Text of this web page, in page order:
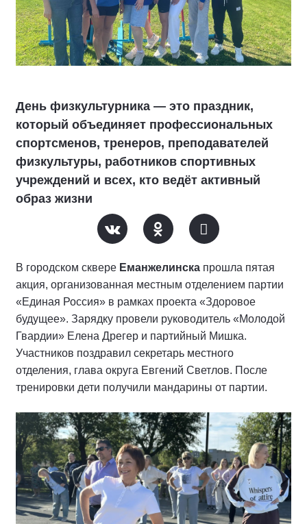
День физкультурника — это праздник,
который объединяет профессиональных
спортсменов, тренеров, преподавателей
физкультуры, работников спортивных
учреждений и всех, кто ведёт активный
образ жизни
В городском сквере Еманжелинска прошла пятая
акция, организованная местным отделением партии
«Единая Россия» в рамках проекта «Здоровое
будущее». Зарядку провели руководитель «Молодой
Гвардии» Елена Дрегер и партийный Мишка.
Участников поздравил секретарь местного
отделения, глава округа Евгений Светлов. После
тренировки дети получили мандарины от партии.